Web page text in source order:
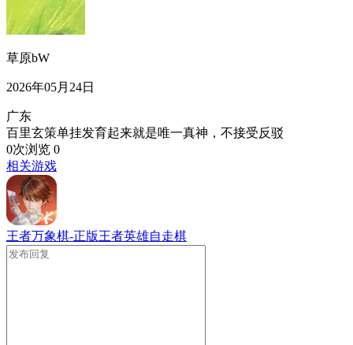
草原bW
2026年05月24日
广东
百里玄策单挂发育起来就是唯一真神，不接受反驳
0次浏览 0
相关游戏
王者万象棋-正版王者英雄自走棋